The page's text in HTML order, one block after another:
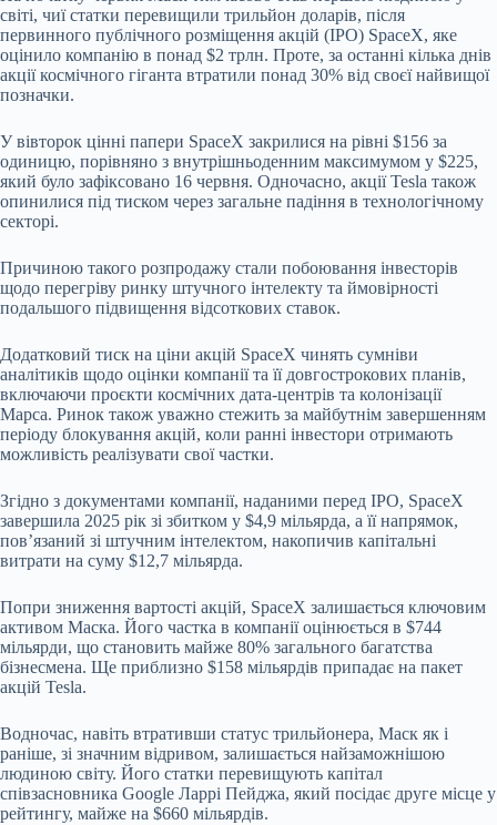
світі, чиї статки перевищили трильйон доларів, після
первинного публічного розміщення акцій (IPO) SpaceX, яке
оцінило компанію в понад $2 трлн. Проте, за останні кілька днів
акції космічного гіганта втратили понад 30% від своєї найвищої
позначки.
У вівторок цінні папери SpaceX закрилися на рівні $156 за
одиницю, порівняно з внутрішньоденним максимумом у $225,
який було зафіксовано 16 червня. Одночасно, акції Tesla також
опинилися під тиском через загальне падіння в технологічному
секторі.
Причиною такого розпродажу стали побоювання інвесторів
щодо перегріву ринку штучного інтелекту та ймовірності
подальшого підвищення відсоткових ставок.
Додатковий тиск на ціни акцій SpaceX чинять сумніви
аналітиків щодо оцінки компанії та її довгострокових планів,
включаючи проєкти космічних дата-центрів та колонізації
Марса. Ринок також уважно стежить за майбутнім завершенням
періоду блокування акцій, коли ранні інвестори отримають
можливість реалізувати свої частки.
Згідно з документами компанії, наданими перед IPO, SpaceX
завершила 2025 рік зі збитком у $4,9 мільярда, а її напрямок,
пов’язаний зі штучним інтелектом, накопичив капітальні
витрати на суму $12,7 мільярда.
Попри зниження вартості акцій, SpaceX залишається ключовим
активом Маска. Його частка в компанії оцінюється в $744
мільярди, що становить майже 80% загального багатства
бізнесмена. Ще приблизно $158 мільярдів припадає на пакет
акцій Tesla.
Водночас, навіть втративши статус трильйонера, Маск як і
раніше, зі значним відривом, залишається найзаможнішою
людиною світу. Його статки перевищують капітал
співзасновника Google Ларрі Пейджа, який посідає друге місце у
рейтингу, майже на $660 мільярдів.